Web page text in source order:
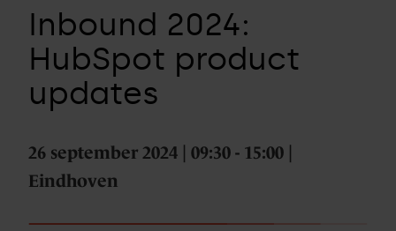
Inbound 2024:
HubSpot product
updates
26 september 2024 | 09:30 - 15:00 |
Eindhoven